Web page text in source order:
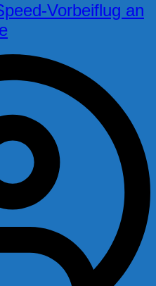
Vorbeiflug an